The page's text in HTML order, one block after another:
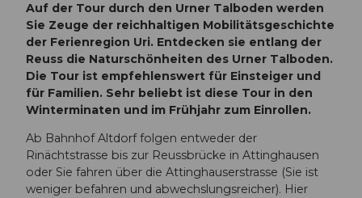
Auf der Tour durch den Urner Talboden werden
Sie Zeuge der reichhaltigen Mobilitätsgeschichte
der Ferienregion Uri. Entdecken sie entlang der
Reuss die Naturschönheiten des Urner Talboden.
Die Tour ist empfehlenswert für Einsteiger und
für Familien. Sehr beliebt ist diese Tour in den
Winterminaten und im Frühjahr zum Einrollen.
Ab Bahnhof Altdorf folgen entweder der
Rinächtstrasse bis zur Reussbrücke in Attinghausen
oder Sie fahren über die Attinghauserstrasse (Sie ist
weniger befahren und abwechslungsreicher). Hier